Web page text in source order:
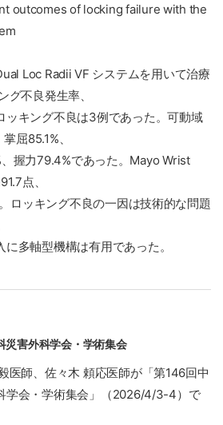
outcomes of locking failure with the
Loc Radii VF システムを用いて治療
グ不良発生率、
ッキング不良は3例であった。可動域
屈85.1%、
握力79.4%であった。Mayo Wrist
点、
ロッキング不良の一因は技術的な問題
多軸型機構は有用であった。
災害外科学会・学術集会
師、佐々木 頼応医師が「第146回中
学会・学術集会」（2026/4/3-4）で